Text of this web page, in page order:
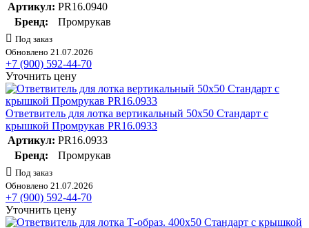
Артикул: PR16.0940
Бренд:
Промрукав
Под заказ
Обновлено 21.07.2026
+7 (900) 592-44-70
Уточнить цену
Ответвитель для лотка вертикальный 50х50 Стандарт с
крышкой Промрукав PR16.0933
Артикул: PR16.0933
Бренд:
Промрукав
Под заказ
Обновлено 21.07.2026
+7 (900) 592-44-70
Уточнить цену